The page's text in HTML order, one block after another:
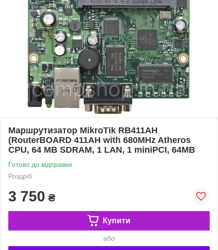
Маршрутизатор MikroTik RB411AH
(RouterBOARD 411AH with 680MHz Atheros
CPU, 64 MB SDRAM, 1 LAN, 1 miniPCI, 64MB
Готово до відправки
Роздріб
3 750 ₴
Купити
або